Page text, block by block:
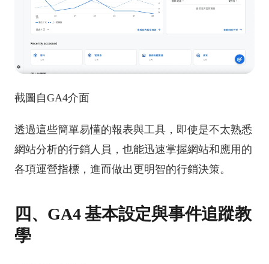
截圖自GA4介面
透過這些簡單易懂的報表與工具，即使是不太熟悉
網站分析的行銷人員，也能迅速掌握網站和應用的
各項運營指標，進而做出更明智的行銷決策。
四、GA4 基本設定與事件追蹤教
學